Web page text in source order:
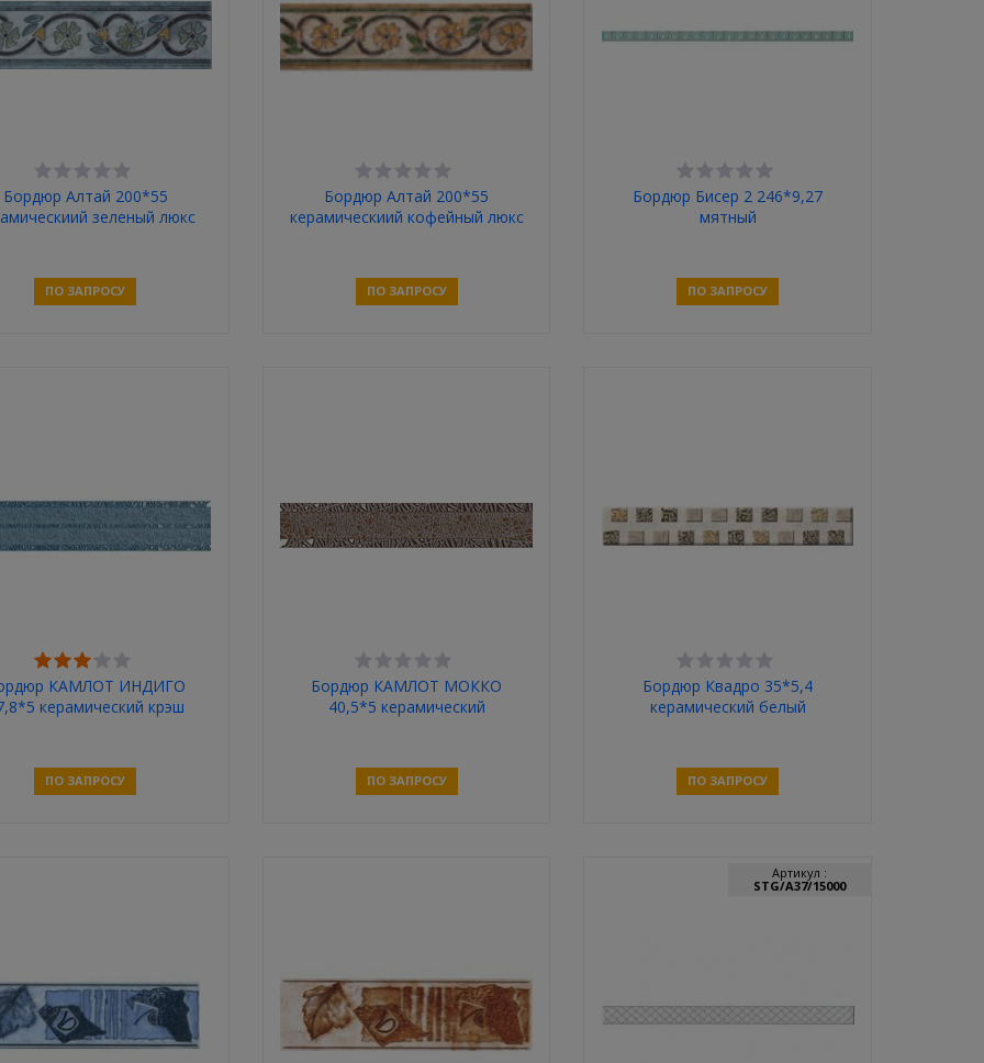
Бордюр Алтай 200*55
зеленый люкс
ПО ЗАПРОСУ
Бордюр Алтай 200*55
керамическиий кофейный люкс
ПО ЗАПРОСУ
Бордюр Бисер 2 246*9,27
мятный
ПО ЗАПРОСУ
КАМЛОТ ИНДИГО
керамический крэш
ПО ЗАПРОСУ
Бордюр КАМЛОТ МОККО
40,5*5 керамический
ПО ЗАПРОСУ
Бордюр Квадро 35*5,4
керамический белый
ПО ЗАПРОСУ
Артикул :
STG/A37/15000